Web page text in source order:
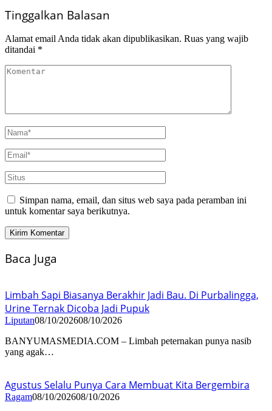
Tinggalkan Balasan
Alamat email Anda tidak akan dipublikasikan. Ruas yang wajib
ditandai *
Simpan nama, email, dan situs web saya pada peramban ini
untuk komentar saya berikutnya.
Baca Juga
Limbah Sapi Biasanya Berakhir Jadi Bau. Di Purbalingga,
Urine Ternak Dicoba Jadi Pupuk
Liputan08/10/202608/10/2026
BANYUMASMEDIA.COM – Limbah peternakan punya nasib
yang agak…
Agustus Selalu Punya Cara Membuat Kita Bergembira
Ragam08/10/202608/10/2026